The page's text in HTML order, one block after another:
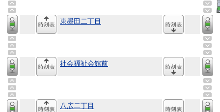
東墨田二丁目
社会福祉会館前
八広二丁目